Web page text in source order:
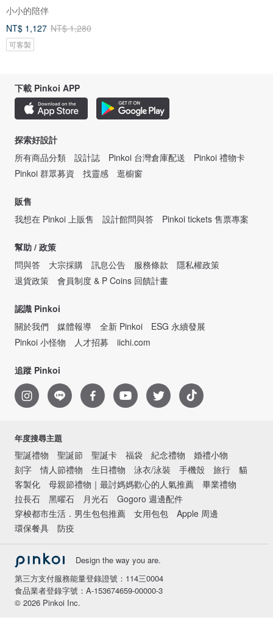
小小的陪伴
NT$ 1,127 NT$ 1,280
可客製
下載 Pinkoi APP
探索好設計
所有商品分類
設計誌 Pinkoi 台灣倉庫配送
Pinkoi 禮物卡
Pinkoi 群眾募資
找靈感 逛櫥窗
販售
我想在 Pinkoi 上販售
設計館問與答 Pinkoi tickets 售票專案
幫助 / 政策
問與答
大宗採購 訊息公告 服務條款
隱私權政策
退貨政策
會員制度 & P Coins 回饋計畫
認識 Pinkoi
關於我們
媒體報導 全新 Pinkoi
ESG 永續發展
Pinkoi 小怪物
人才招募 iichi.com
追蹤 Pinkoi
年度搜尋主題
聖誕禮物 聖誕節 聖誕卡 福袋 紀念禮物
婚禮小物
刻字
情人節禮物 生日禮物 泳衣/泳裝 手機殼 旅行
貓
客製化
母親節禮物｜最討媽媽歡心的人氣推薦
畢業禮物
拉長石
黑曜石 月光石
Gogoro 週邊配件
穿梭都市生活．男生包包推薦
女用包包
Apple 周邊
環保餐具
防疫
Design the way you are.
第三方支付服務能量登錄證號：114三0004
食品業者登錄字號：A-153674659-00000-3
© 2026 Pinkoi Inc.